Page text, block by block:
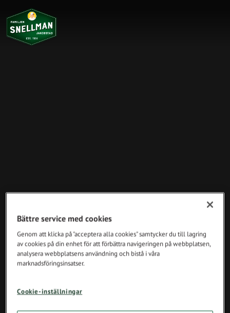
Bättre service med cookies
Genom att klicka på "acceptera alla cookies" samtycker du till lagring
av cookies på din enhet för att förbättra navigeringen på webbplatsen,
analysera webbplatsens användning och bistå i våra
marknadsföringsinsatser.
Cookie-inställningar